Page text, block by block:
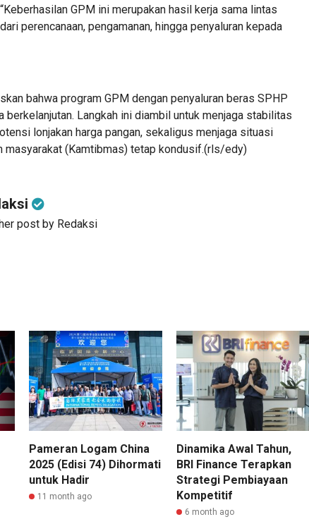
GPM ini merupakan hasil kerja sama lintas
perencanaan, pengamanan, hingga penyaluran kepada
bahwa program GPM dengan penyaluran beras SPHP
berkelanjutan. Langkah ini diambil untuk menjaga stabilitas
lonjakan harga pangan, sekaligus menjaga situasi
masyarakat (Kamtibmas) tetap kondusif.(rls/edy)
post by Redaksi
Pameran Logam China
2025 (Edisi 74) Dihormati
untuk Hadir
11 month ago
Dinamika Awal Tahun,
BRI Finance Terapkan
Strategi Pembiayaan
Kompetitif
6 month ago